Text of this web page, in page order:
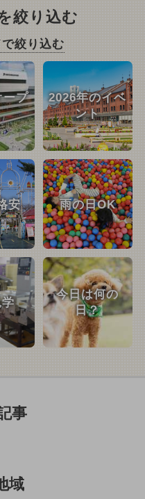
絞り込む
絞り込む
ープ
2026年のイベ
ント
安 雨の日OK
今日は何の
日？
事
域